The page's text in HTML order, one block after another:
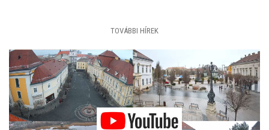
TOVÁBBI HÍREK